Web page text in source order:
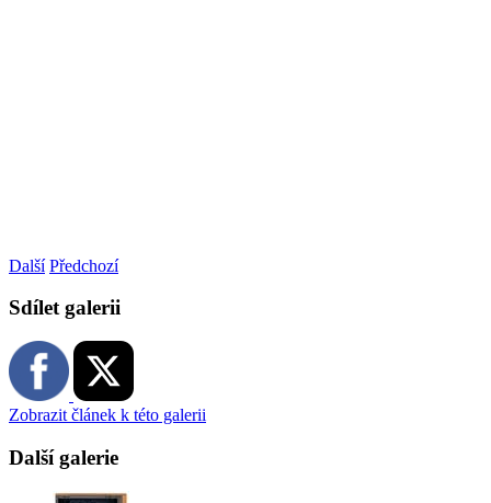
Další Předchozí
Sdílet galerii
Zobrazit článek k této galerii
Další galerie